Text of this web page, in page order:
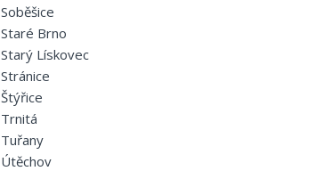
Soběšice
Staré Brno
Starý Lískovec
Stránice
Štýřice
Trnitá
Tuřany
Útěchov